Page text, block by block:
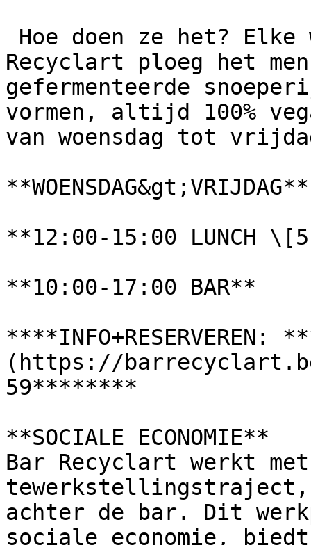
Recyclart ploeg het
gefermenteerde
vormen, altijd 100%
van woensdag tot
**WOENSDAG&gt;VRIJDAG**
**12:00-15:00 LUNCH
**10:00-17:00 BAR**
****INFO+RESERVEREN:
(https://
59********
**SOCIALE ECONOMIE**
Bar Recyclart werkt
tewerkstellingstraject,
achter de bar. Dit
sociale economie,